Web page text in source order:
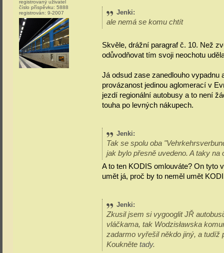
registrovaný uživatel
číslo příspěvku: 5888
registrován: 9-2007 Jenki:
ale nemá se komu chtít
Skvěle, drážní paragraf č. 10. Než
odůvodňovat tím svoji neochotu
Já odsud zase zanedlouho vypadnu
provázanost jedinou aglomerací v
jezdí regionální autobusy a to není
touha po levných nákupech.
Jenki:
Tak se spolu oba
jak bylo přesně uvedeno. A taky
A to ten KODIS omlouváte? On tyto
umět já, proč by to neměl umět
Jenki:
Zkusil jsem si vygooglit JŘ
vláčkama, tak Wodzisławska
zadarmo vyřešil někdo jiný, a
Koukněte tady.